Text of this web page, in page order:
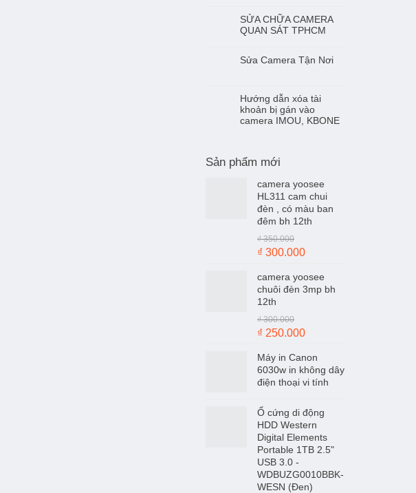
SỬA CHỮA CAMERA
QUAN SÁT TPHCM
Sửa Camera Tận Nơi
Hướng dẫn xóa tài
khoản bị gán vào
camera IMOU, KBONE
Sản phẩm mới
camera yoosee
HL311 cam chui
đèn , có màu ban
đêm bh 12th
₫350.000
Giá
là:
₫ 350.000.
₫ 300.000Giá
tại
là:
camera yoosee
chuôi đèn 3mp bh
12th
₫300.000
Giá
là:
₫ 300.000.
₫ 250.000Giá
tại
là:
Máy in Canon
6030w in không dây
điện thoại vi tính
Ổ cứng di động
HDD Western
Digital Elements
Portable 1TB 2.5"
USB 3.0 -
WDBUZG0010BBK-
WESN (Đen)